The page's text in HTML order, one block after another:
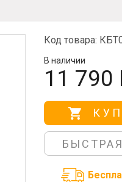
Код товара:
В наличии
11 790